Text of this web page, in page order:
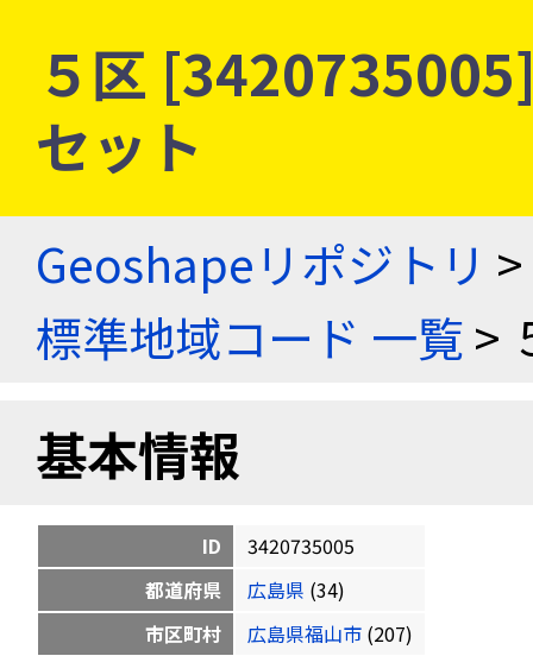
５区
セット
Geoshapeリポジトリ >
標準地域コード 一覧>
基本情報
ID
3420735005
都道府県
広島県 (34)
市区町村
広島県福山市 (207)